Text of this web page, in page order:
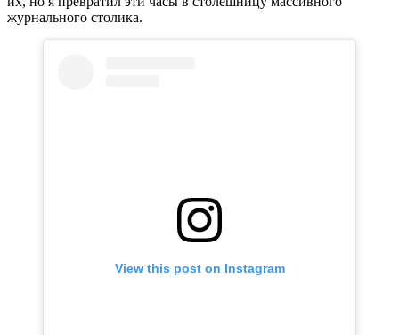
журнального столика.
View this post on Instagram